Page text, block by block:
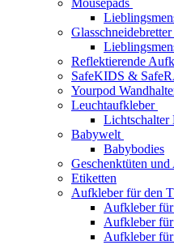
Mousepads
Glasschneidebretter
Reflektierende
SafeKIDS &
Yourpod
Leuchtaufkleber
Lichtschalter
Babywelt
Babybodies
Geschenktüten
Etiketten
Aufkleber für den
Aufkleber
Aufkleber
Aufkleber